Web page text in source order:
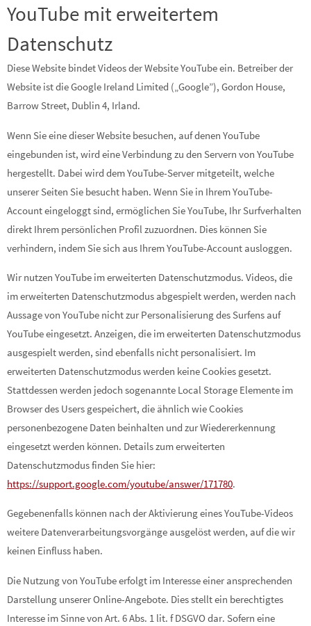
YouTube mit erweitertem
Datenschutz
Diese Website bindet Videos der Website YouTube ein. Betreiber der
Website ist die Google Ireland Limited („Google”), Gordon House,
Barrow Street, Dublin 4, Irland.
Wenn Sie eine dieser Website besuchen, auf denen YouTube
eingebunden ist, wird eine Verbindung zu den Servern von YouTube
hergestellt. Dabei wird dem YouTube-Server mitgeteilt, welche
unserer Seiten Sie besucht haben. Wenn Sie in Ihrem YouTube-
Account eingeloggt sind, ermöglichen Sie YouTube, Ihr Surfverhalten
direkt Ihrem persönlichen Profil zuzuordnen. Dies können Sie
verhindern, indem Sie sich aus Ihrem YouTube-Account ausloggen.
Wir nutzen YouTube im erweiterten Datenschutzmodus. Videos, die
im erweiterten Datenschutzmodus abgespielt werden, werden nach
Aussage von YouTube nicht zur Personalisierung des Surfens auf
YouTube eingesetzt. Anzeigen, die im erweiterten Datenschutzmodus
ausgespielt werden, sind ebenfalls nicht personalisiert. Im
erweiterten Datenschutzmodus werden keine Cookies gesetzt.
Stattdessen werden jedoch sogenannte Local Storage Elemente im
Browser des Users gespeichert, die ähnlich wie Cookies
personenbezogene Daten beinhalten und zur Wiedererkennung
eingesetzt werden können. Details zum erweiterten
Datenschutzmodus finden Sie hier:
https://support.google.com/youtube/answer/171780.
Gegebenenfalls können nach der Aktivierung eines YouTube-Videos
weitere Datenverarbeitungsvorgänge ausgelöst werden, auf die wir
keinen Einfluss haben.
Die Nutzung von YouTube erfolgt im Interesse einer ansprechenden
Darstellung unserer Online-Angebote. Dies stellt ein berechtigtes
Interesse im Sinne von Art. 6 Abs. 1 lit. f DSGVO dar. Sofern eine